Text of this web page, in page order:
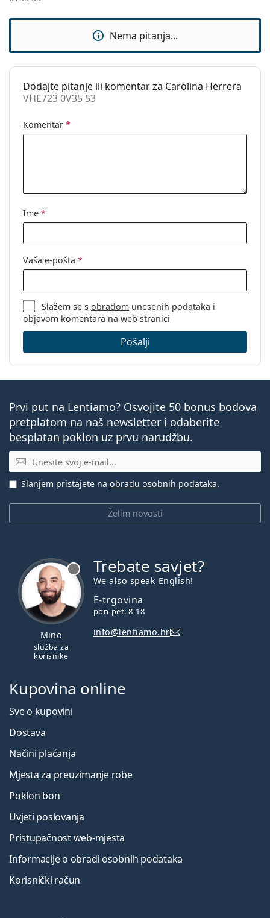
Da
Krpa za
Da
Ostalo
Spol:
Ženske
Kategorija:
Nema pitanja...
Dodajte pitanje ili komentar za Carolina Herrera
VHE723 0V35 53
Komentar *
Ime *
Vaša e-pošta *
Slažem se sobradom unesenih podataka i
objavom komentara na web stranici
Pošalji
Prvi put na Lentiamo? Osvojite 50 bonus bodova
pretplatom na naš newsletter i odaberite
besplatan poklon uz prvu narudžbu.
E-mail
Želim novosti
Slanjem pristajete na obradu osobnih podataka.
Mino
služba za
korisnike
Trebate savjet?
We also speak English!
E-trgovina
pon-pet: 8-18
info@lentiamo.hr
Kupovina online
Sve o kupovini
Dostava
Načini plaćanja
Mjesta za preuzimanje robe
Poklon bon
Uvjeti poslovanja
Pristupačnost web-mjesta
Informacije o obradi osobnih podataka
Korisnički račun